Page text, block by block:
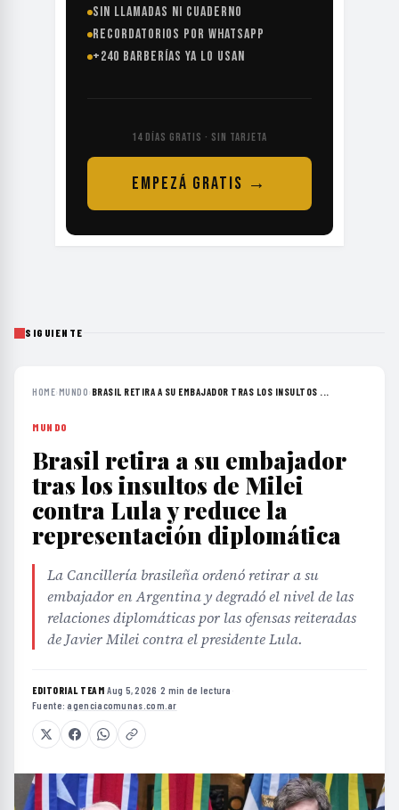
SIN LLAMADAS NI CUADERNO
RECORDATORIOS POR WHATSAPP
+240 BARBERÍAS YA LO USAN
14 DÍAS GRATIS · SIN TARJETA
EMPEZÁ GRATIS →
SIGUIENTE
HOME›MUNDO› BRASIL RETIRA A SU EMBAJADOR TRAS LOS INSULTOS ...
MUNDO
Brasil retira a su embajador
tras los insultos de Milei
contra Lula y reduce la
representación diplomática
La Cancillería brasileña ordenó retirar a su
embajador en Argentina y degradó el nivel de las
relaciones diplomáticas por las ofensas reiteradas
de Javier Milei contra el presidente Lula.
EDITORIAL TEAM·Aug 5, 2026 ·2 min de lectura ·
Fuente:agenciacomunas.com.ar